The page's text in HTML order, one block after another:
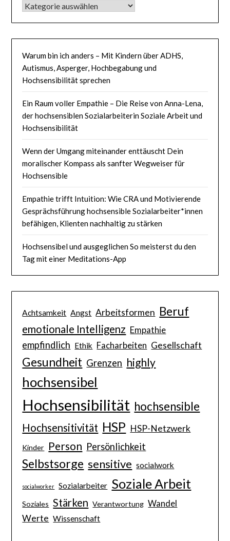
KATEGORIEN
Warum bin ich anders – Mit Kindern über ADHS,
Autismus, Asperger, Hochbegabung und
Hochsensibilität sprechen
Ein Raum voller Empathie – Die Reise von Anna-Lena,
der hochsensiblen Sozialarbeiterin Soziale Arbeit und
Hochsensibilität
Wenn der Umgang miteinander enttäuscht Dein
moralischer Kompass als sanfter Wegweiser für
Hochsensible
Empathie trifft Intuition: Wie CRA und Motivierende
Gesprächsführung hochsensible Sozialarbeiter*innen
befähigen, Klienten nachhaltig zu stärken
Hochsensibel und ausgeglichen So meisterst du den
Tag mit einer Meditations-App
Achtsamkeit Angst Arbeitsformen Beruf
emotionale Intelligenz Empathie
empfindlich Ethik Facharbeiten Gesellschaft
Gesundheit Grenzen highly
hochsensibel
Hochsensibilität hochsensible
Hochsensitivität HSP HSP-Netzwerk
Kinder Person Persönlichkeit
Selbstsorge sensitive socialwork
socialworker Sozialarbeiter Soziale Arbeit
Soziales Stärken Verantwortung Wandel
Werte Wissenschaft